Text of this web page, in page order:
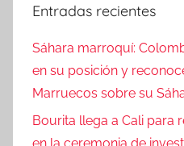
Entradas recientes
Sáhara marroquí:
en su posición y
Marruecos sobre su
Bourita llega a Cali para